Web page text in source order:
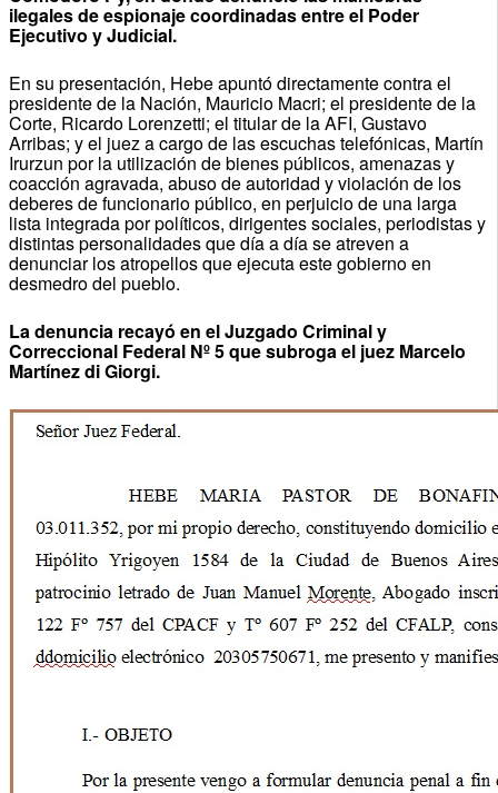
ilegales de espionaje coordinadas entre el Poder
Ejecutivo y Judicial.
En su presentación, Hebe apuntó directamente contra el
presidente de la Nación, Mauricio Macri; el presidente de la
Corte, Ricardo Lorenzetti; el titular de la AFI, Gustavo
Arribas; y el juez a cargo de las escuchas telefónicas, Martín
Irurzun por la utilización de bienes públicos, amenazas y
coacción agravada, abuso de autoridad y violación de los
deberes de funcionario público, en perjuicio de una larga
lista integrada por políticos, dirigentes sociales, periodistas y
distintas personalidades que día a día se atreven a
denunciar los atropellos que ejecuta este gobierno en
desmedro del pueblo.
La denuncia recayó en el Juzgado Criminal y
Correccional Federal Nº 5 que subroga el juez Marcelo
Martínez di Giorgi.